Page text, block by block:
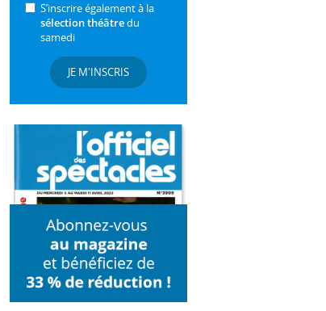
S’inscrire également à la
sélection théâtredu
samedi
JE M'INSCRIS